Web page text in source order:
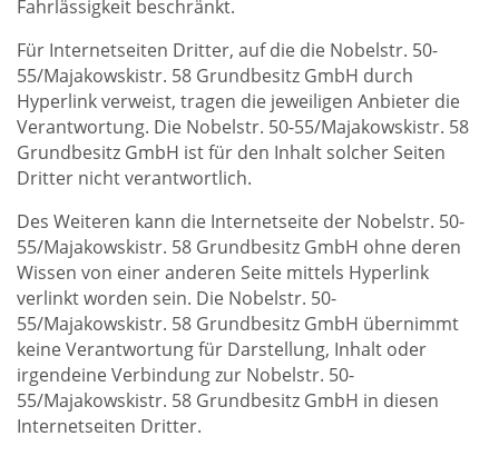
Fahrlässigkeit beschränkt.
Für Internetseiten Dritter, auf die die Nobelstr. 50-
55/Majakowskistr. 58 Grundbesitz GmbH durch
Hyperlink verweist, tragen die jeweiligen Anbieter die
Verantwortung. Die Nobelstr. 50-55/Majakowskistr. 58
Grundbesitz GmbH ist für den Inhalt solcher Seiten
Dritter nicht verantwortlich.
Des Weiteren kann die Internetseite der Nobelstr. 50-
55/Majakowskistr. 58 Grundbesitz GmbH ohne deren
Wissen von einer anderen Seite mittels Hyperlink
verlinkt worden sein. Die Nobelstr. 50-
55/Majakowskistr. 58 Grundbesitz GmbH übernimmt
keine Verantwortung für Darstellung, Inhalt oder
irgendeine Verbindung zur Nobelstr. 50-
55/Majakowskistr. 58 Grundbesitz GmbH in diesen
Internetseiten Dritter.